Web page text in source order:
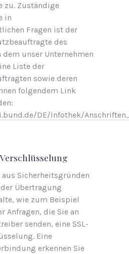
zu. Zuständige
in
Fragen ist der
des
unser Unternehmen
Liste der
sowie deren
folgendem Link
DE/Infothek/
Sicherheitsgründen
Übertragung
wie zum Beispiel
Anfragen, die Sie an
senden, eine SSL-
Eine
erkennen Sie